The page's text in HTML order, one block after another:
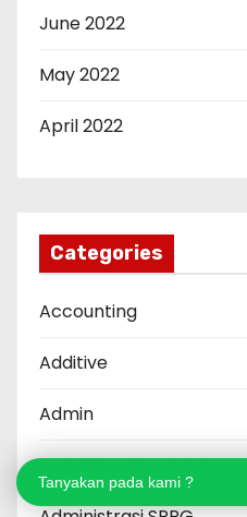
June 2022
May 2022
April 2022
Categories
Accounting
Additive
Admin
Administrasi Proyek
Tanyakan pada kami ?